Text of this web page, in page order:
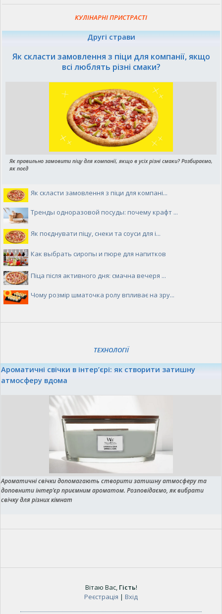
КУЛІНАРНІ ПРИСТРАСТІ
Другі страви
Як скласти замовлення з піци для компанії, якщо
всі люблять різні смаки?
Як правильно замовити піцу для компанії, якщо в усіх різні смаки? Розбираємо,
як поєд
Як скласти замовлення з піци для компані...
Тренды одноразовой посуды: почему крафт ...
Як поєднувати піцу, снеки та соуси для і...
Как выбрать сиропы и пюре для напитков
Піца після активного дня: смачна вечеря ...
Чому розмір шматочка ролу впливає на зру...
ТЕХНОЛОГІЇ
Ароматичні свічки в інтер’єрі: як створити затишну
атмосферу вдома
Ароматичні свічки допомагають створити затишну атмосферу та
доповнити інтер’єр приємним ароматом. Розповідаємо, як вибрати
свічку для різних кімнат
Вітаю Вас, Гість!
Реєстрація | Вхід